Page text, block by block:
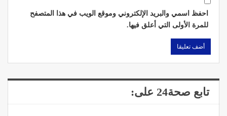
احفظ اسمي والبريد الإلكتروني وموقع الويب في هذا المتصفح
للمرة الأولى التي أعلق فيها.
تابع صحة24 على: